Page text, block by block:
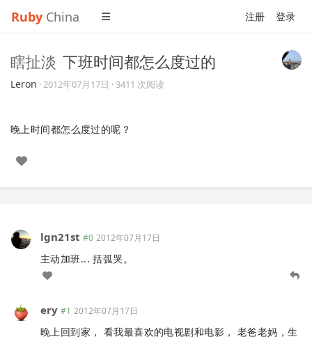
Ruby China 注册 登录
瞎扯淡 下班时间都怎么度过的
Leron ·2012年07月17日 · 3411 次阅读
晚上时间都怎么度过的呢？
lgn21st #0 2012年07月17日
主动加班... 括弧哭。
ery #1 2012年07月17日
晚上回到家， 看我最喜欢的电视剧和电影， 老爸老妈，生